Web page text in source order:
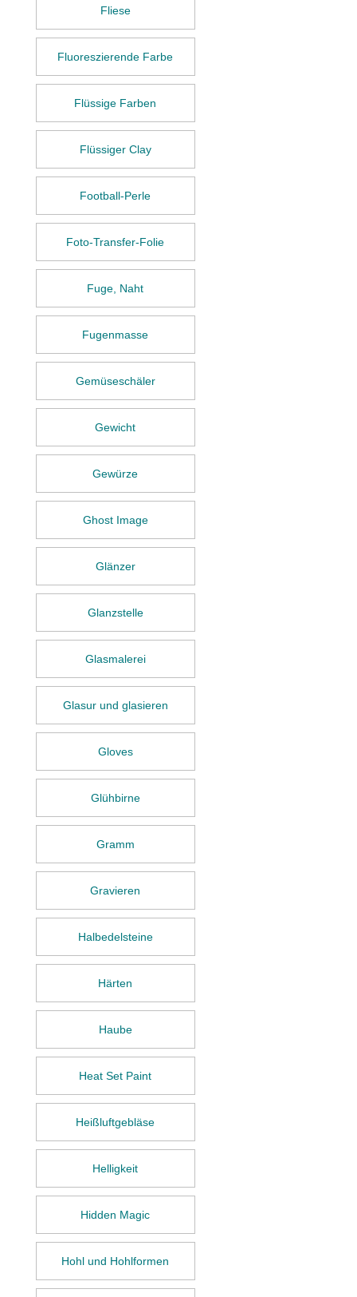
Fliese
Fluoreszierende Farbe
Flüssige Farben
Flüssiger Clay
Football-Perle
Foto-Transfer-Folie
Fuge, Naht
Fugenmasse
Gemüseschäler
Gewicht
Gewürze
Ghost Image
Glänzer
Glanzstelle
Glasmalerei
Glasur und glasieren
Gloves
Glühbirne
Gramm
Gravieren
Halbedelsteine
Härten
Haube
Heat Set Paint
Heißluftgebläse
Helligkeit
Hidden Magic
Hohl und Hohlformen